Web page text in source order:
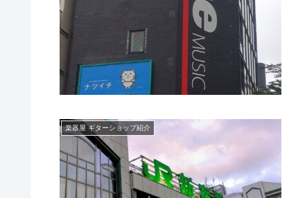
楽器屋 ギターショップ紹介